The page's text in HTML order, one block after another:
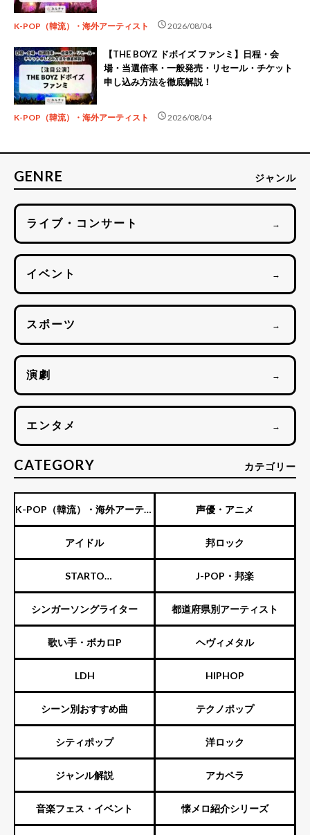
K-POP（韓流）・海外アーティスト schedule2026/08/04
【THE BOYZ ドボイズ ファンミ】日程・会
場・当選倍率・一般発売・リセール・チケット
申し込み方法を徹底解説！
K-POP（韓流）・海外アーティスト schedule2026/08/04
GENRE ジャンル
ライブ・コンサート →
イベント →
スポーツ →
演劇 →
エンタメ →
CATEGORY カテゴリー
K-POP（韓流）・海外アーティ
スト
声優・アニメ
アイドル 邦ロック
STARTO
ENTERTAINMENT（旧ジャニ
ーズ）
J-POP・邦楽
シンガーソングライター 都道府県別アーティスト
歌い手・ボカロP ヘヴィメタル
LDH HIPHOP
シーン別おすすめ曲 テクノポップ
シティポップ 洋ロック
ジャンル解説 アカペラ
音楽フェス・イベント 懐メロ紹介シリーズ